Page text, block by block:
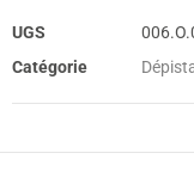
UGS
Catégorie